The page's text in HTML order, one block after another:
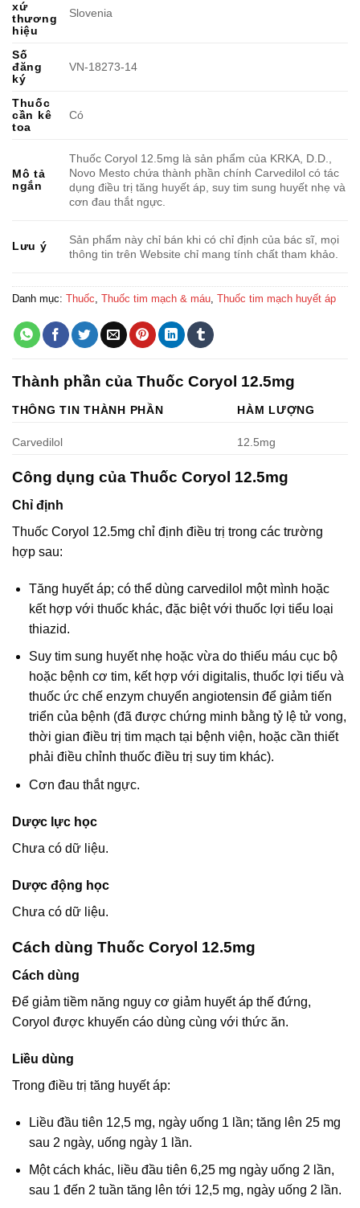
xứ
thương
hiệu
Slovenia
Số
đăng
ký
VN-18273-14
Thuốc
cần kê
toa
Có
Mô tả
ngắn
Thuốc Coryol 12.5mg là sản phẩm của KRKA, D.D.,
Novo Mesto chứa thành phần chính Carvedilol có tác
dụng điều trị tăng huyết áp, suy tim sung huyết nhẹ và
cơn đau thắt ngực.
Lưu ý
Sản phẩm này chỉ bán khi có chỉ định của bác sĩ, mọi
thông tin trên Website chỉ mang tính chất tham khảo.
Danh mục: Thuốc Thuốc tim mạch & máu Thuốc tim mạch huyết áp
Thành phần của Thuốc Coryol 12.5mg
THÔNG TIN THÀNH PHẦN HÀM LƯỢNG
Carvedilol 12.5mg
Công dụng của Thuốc Coryol 12.5mg
Chỉ định
Thuốc Coryol 12.5mg chỉ định điều trị trong các trường
hợp sau:
Tăng huyết áp; có thể dùng carvedilol một mình hoặc
kết hợp với thuốc khác, đặc biệt với thuốc lợi tiểu loại
thiazid.
Suy tim sung huyết nhẹ hoặc vừa do thiếu máu cục bộ
hoặc bệnh cơ tim, kết hợp với digitalis, thuốc lợi tiểu và
thuốc ức chế enzym chuyển angiotensin để giảm tiến
triển của bệnh (đã được chứng minh bằng tỷ lệ tử vong,
thời gian điều trị tim mạch tại bệnh viện, hoặc cần thiết
phải điều chỉnh thuốc điều trị suy tim khác).
Cơn đau thắt ngực.
Dược lực học
Chưa có dữ liệu.
Dược động học
Chưa có dữ liệu.
Cách dùng Thuốc Coryol 12.5mg
Cách dùng
Để giảm tiềm năng nguy cơ giảm huyết áp thế đứng,
Coryol được khuyến cáo dùng cùng với thức ăn.
Liều dùng
Trong điều trị tăng huyết áp:
Liều đầu tiên 12,5 mg, ngày uống 1 lần; tăng lên 25 mg
sau 2 ngày, uống ngày 1 lần.
Một cách khác, liều đầu tiên 6,25 mg ngày uống 2 lần,
sau 1 đến 2 tuần tăng lên tới 12,5 mg, ngày uống 2 lần.